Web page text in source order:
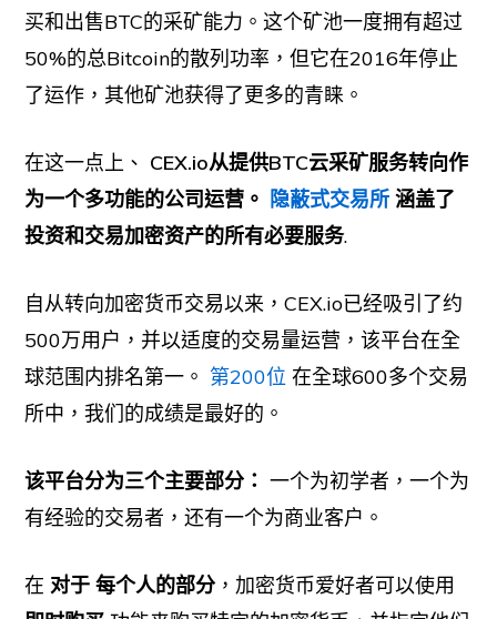
买和出售BTC的采矿能力。这个矿池一度拥有超过
50%的总Bitcoin的散列功率，但它在2016年停止
了运作，其他矿池获得了更多的青睐。
在这一点上、 CEX.io从提供BTC云采矿服务转向作
为一个多功能的公司运营。 隐蔽式交易所 涵盖了
投资和交易加密资产的所有必要服务.
自从转向加密货币交易以来，CEX.io已经吸引了约
500万用户，并以适度的交易量运营，该平台在全
球范围内排名第一。 第200位 在全球600多个交易
所中，我们的成绩是最好的。
该平台分为三个主要部分： 一个为初学者，一个为
有经验的交易者，还有一个为商业客户。
在 对于 每个人的部分 ，加密货币爱好者可以使用